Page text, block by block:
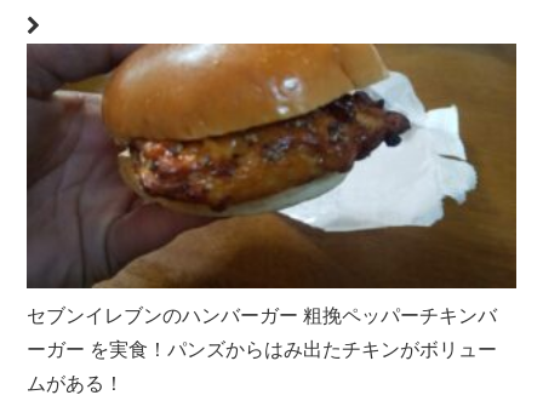
セブンイレブンのハンバーガー 粗挽ペッパーチキンバ
ーガー を実食！パンズからはみ出たチキンがボリュー
ムがある！